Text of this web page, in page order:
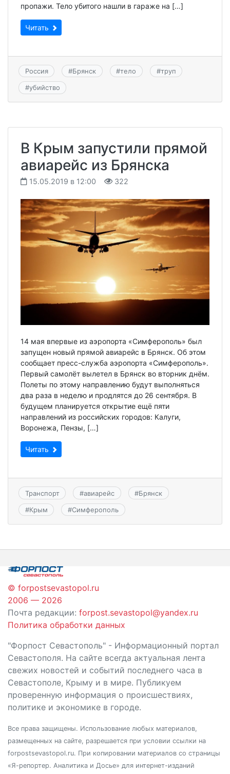
пропажи. Тело убитого нашли в гараже на […]
Читать
Россия #Брянск #тело #труп
#убийство
В Крым запустили прямой
авиарейс из Брянска
15.05.2019 в 12:00 322
14 мая впервые из аэропорта «Симферополь» был
запущен новый прямой авиарейс в Брянск. Об этом
сообщает пресс-служба аэропорта «Симферополь».
Первый самолёт вылетел в Брянск во вторник днём.
Полеты по этому направлению будут выполняться
два раза в неделю и продлятся до 26 сентября. В
будущем планируется открытие ещё пяти
направлений из российских городов: Калуги,
Воронежа, Пензы, […]
Читать
Транспорт #авиарейс #Брянск
#Крым #Симферополь
© forpostsevastopol.ru
2006 — 2026
Почта редакции: forpost.sevastopol@yandex.ru
Политика обработки данных
"Форпост Севастополь" - Информационный портал
Севастополя. На сайте всегда актуальная лента
свежих новостей и событий последнего часа в
Севастополе, Крыму и в мире. Публикуем
проверенную информация о происшествиях,
политике и экономике в городе.
Все права защищены. Использование любых материалов,
размещенных на сайте, разрешается при условии ссылки на
forpostsevastopol.ru. При копировании материалов со страницы
«Я-репортер. Аналитика и Досье» для интернет-изданий